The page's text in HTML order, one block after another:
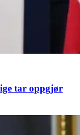
tar oppgjør